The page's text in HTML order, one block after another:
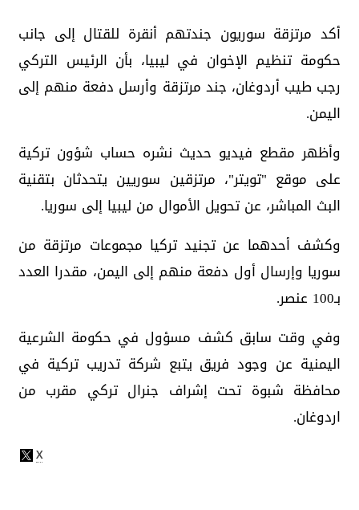
أكد مرتزقة سوريون جندتهم أنقرة للقتال إلى جانب
حكومة تنظيم الإخوان في ليبيا، بأن الرئيس التركي
رجب طيب أردوغان، جند مرتزقة وأرسل دفعة منهم إلى
اليمن.
وأظهر مقطع فيديو حديث نشره حساب شؤون تركية
على موقع "تويتر"، مرتزقين سوريين يتحدثان بتقنية
البث المباشر، عن تحويل الأموال من ليبيا إلى سوريا.
وكشف أحدهما عن تجنيد تركيا مجموعات مرتزقة من
سوريا وإرسال أول دفعة منهم إلى اليمن، مقدرا العدد
بـ100 عنصر.
وفي وقت سابق كشف مسؤول في حكومة الشرعية
اليمنية عن وجود فريق يتبع شركة تدريب تركية في
محافظة شبوة تحت إشراف جنرال تركي مقرب من
اردوغان.